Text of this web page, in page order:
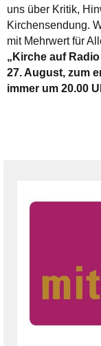
uns über Kritik,
Kirchensendung.
mit Mehrwert für
„Kirche auf
27. August, zum
immer um 20.00